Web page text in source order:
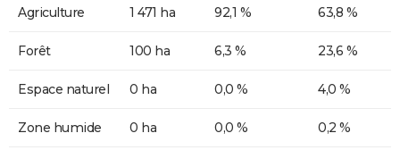
Agriculture 1 471 ha 92,1 % 63,8 %
Forêt 100 ha 6,3 % 23,6 %
Espace naturel 0 ha 0,0 % 4,0 %
Zone humide 0 ha 0,0 % 0,2 %